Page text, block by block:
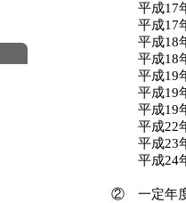
平成17年
平成17年
平成18年
平成18年
平成19年
平成19
平成19年
平成22
平成23年
平成24年
② 一定年度